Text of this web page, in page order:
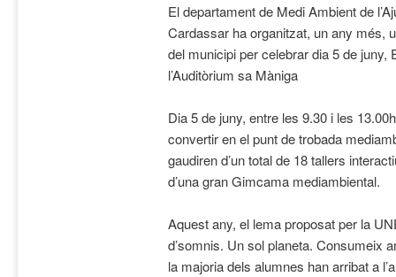
El departament de Medi Ambient de
Cardassar ha organitzat, un any més,
del municipi per celebrar dia 5 de juny,
l’Auditòrium sa Màniga
Dia 5 de juny, entre les 9.30 i les
convertir en el punt de trobada
gaudiren d’un total de 18 tallers
d’una gran Gimcama mediambiental.
Aquest any, el lema proposat per la
d’somnis. Un sol planeta. Consumeix
la majoria dels alumnes han arribat a